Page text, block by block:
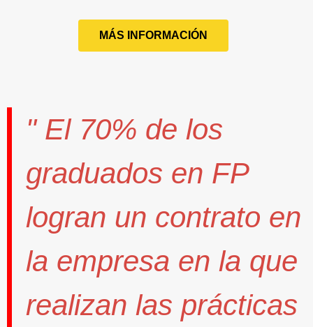
MÁS INFORMACIÓN
" El 70% de los
graduados en FP
logran un contrato en
la empresa en la que
realizan las prácticas